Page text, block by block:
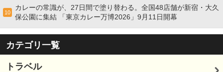
10
カレーの常識が、27日間で塗り替わる。全国48店舗が新宿・大久
保公園に集結 「東京カレー万博2026」9月11日開幕
カテゴリ一覧
トラベル